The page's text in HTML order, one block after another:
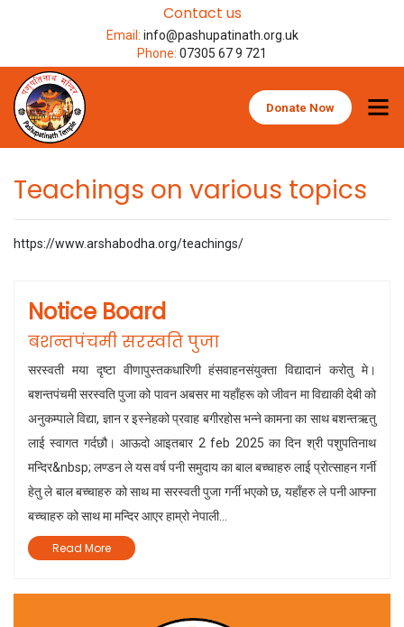
Contact us
Email: info@pashupatinath.org.uk
Phone: 07305 67 9 721
Donate Now
Teachings on various topics
https://www.arshabodha.org/teachings/
Notice Board
बशन्तपंचमी सरस्वति पुजा
सरस्वती मया दृष्टा वीणापुस्तकधारिणी हंसवाहनसंयुक्ता विद्यादानं करोतु मे।
बशन्तपंचमी सरस्वति पुजा को पावन अबसर मा यहाँहरू को जीवन मा विद्याकी देबी को
अनुकम्पाले विद्या, ज्ञान र इस्नेहको प्रवाह बगीरहोस भन्ने कामना का साथ बशन्तऋतु
लाई स्वागत गर्दछौ। आऊदो आइतबार 2 feb 2025 का दिन श्री पशुपतिनाथ
मन्दिर&nbsp; लण्डन ले यस वर्ष पनी समुदाय का बाल बच्चाहरु लाई प्रोत्साहन गर्नी
हेतु ले बाल बच्चाहरु को साथ मा सरस्वती पुजा गर्नी भएको छ, यहाँहरु ले पनी आफ्ना
बच्चाहरु को साथ मा मन्दिर आएर हाम्रो नेपाली...
Read More